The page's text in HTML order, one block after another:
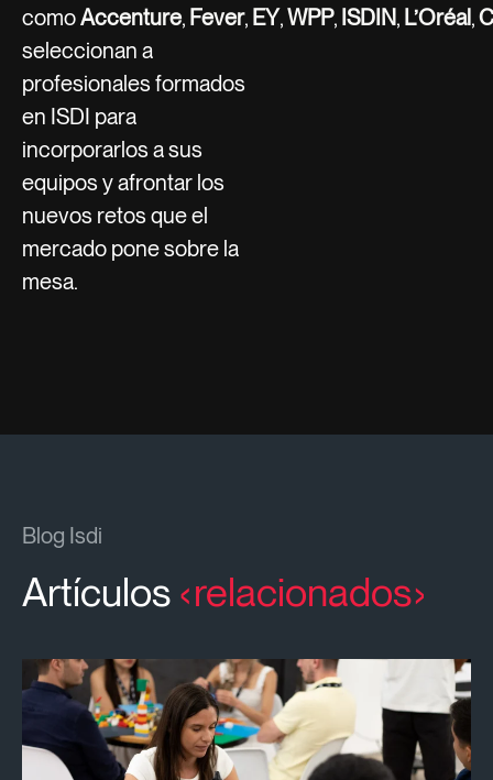
comoAccenture, Fever, EY,WPP, ISDIN, L’Oréal,
seleccionan a
profesionales formados
en ISDI para
incorporarlos a sus
equipos y afrontar los
nuevos retos que el
mercado pone sobre la
mesa.
Blog Isdi
Artículos relacionados